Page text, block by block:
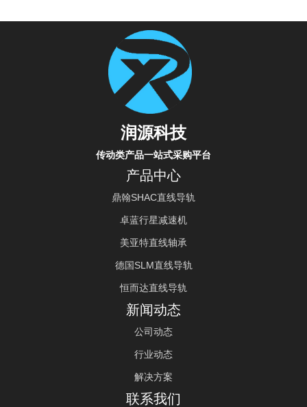
润源科技
传动类产品一站式采购平台
产品中心
鼎翰SHAC直线导轨
卓蓝行星减速机
美亚特直线轴承
德国SLM直线导轨
恒而达直线导轨
新闻动态
公司动态
行业动态
解决方案
联系我们